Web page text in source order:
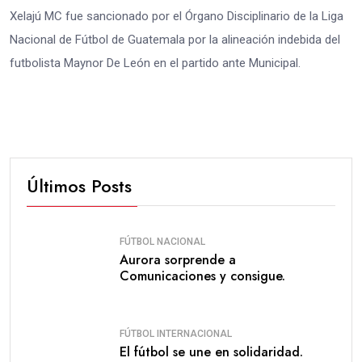
Xelajú MC fue sancionado por el Órgano Disciplinario de la Liga
Nacional de Fútbol de Guatemala por la alineación indebida del
futbolista Maynor De León en el partido ante Municipal.
Últimos Posts
FÚTBOL NACIONAL
Aurora sorprende a
Comunicaciones y consigue.
FÚTBOL INTERNACIONAL
El fútbol se une en solidaridad.